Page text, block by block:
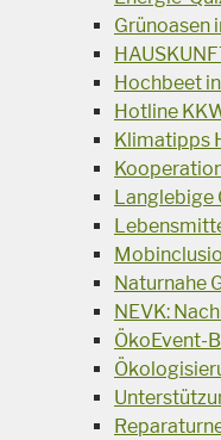
Grünoasen
Hochbeet
Hotline
Klimatipps
Langlebige
Naturnahe
NEVK:
ÖkoEvent-